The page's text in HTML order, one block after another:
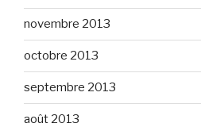
novembre 2013
octobre 2013
septembre 2013
août 2013